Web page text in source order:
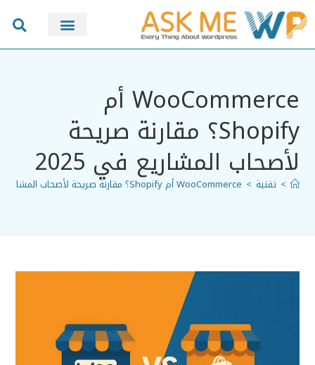
WooCommerce أم
Shopify؟ مقارنة صريحة
لأصحاب المشاريع في 2025
> تقنية > WooCommerce أم Shopify؟ مقارنة صريحة لأصحاب المشاريع في 2025